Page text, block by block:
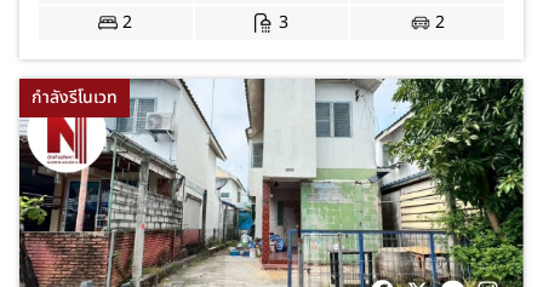
2
3 2
กำลังรีโนเวท